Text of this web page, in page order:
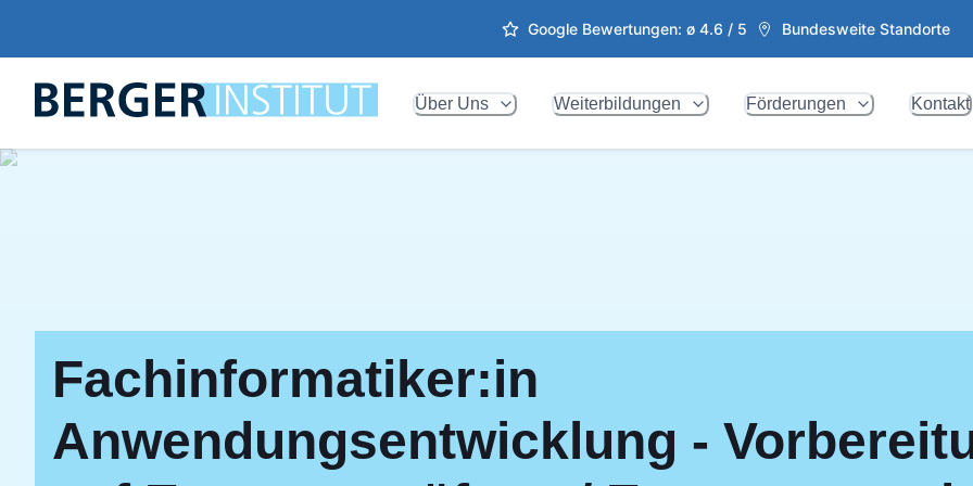
Google Bewertungen: ø 4.6 / 5 Bundesweite Standorte
Über Uns Weiterbildungen Förderungen Kontakt
Fachinformatiker:in
Anwendungsentwicklung -